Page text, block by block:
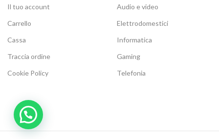
Il tuo account
Carrello
Cassa
Traccia ordine
Cookie Policy
Audio e video
Elettrodomestici
Informatica
Gaming
Telefonia